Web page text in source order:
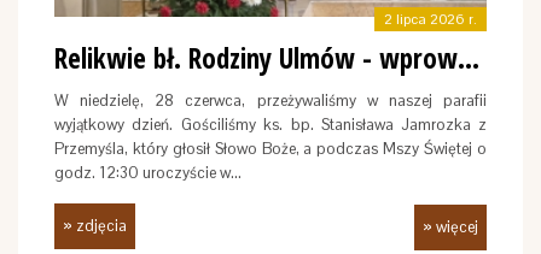
2 lipca 2026 r.
Relikwie bł. Rodziny Ulmów - wprowadzenie
W niedzielę, 28 czerwca, przeżywaliśmy w naszej parafii
wyjątkowy dzień. Gościliśmy ks. bp. Stanisława Jamrozka z
Przemyśla, który głosił Słowo Boże, a podczas Mszy Świętej o
godz. 12:30 uroczyście w…
» zdjęcia » więcej